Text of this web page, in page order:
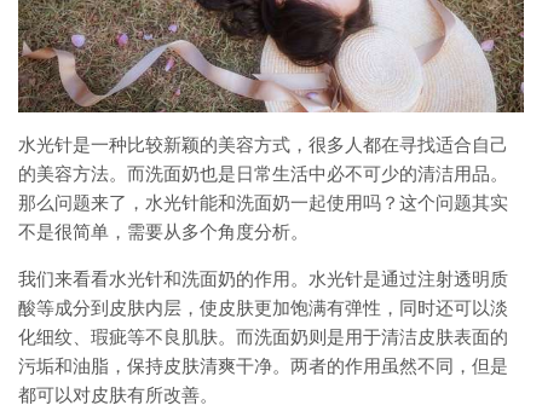
水光针是一种比较新颖的美容方式，很多人都在寻找适合自己
的美容方法。而洗面奶也是日常生活中必不可少的清洁用品。
那么问题来了，水光针能和洗面奶一起使用吗？这个问题其实
不是很简单，需要从多个角度分析。
我们来看看水光针和洗面奶的作用。水光针是通过注射透明质
酸等成分到皮肤内层，使皮肤更加饱满有弹性，同时还可以淡
化细纹、瑕疵等不良肌肤。而洗面奶则是用于清洁皮肤表面的
污垢和油脂，保持皮肤清爽干净。两者的作用虽然不同，但是
都可以对皮肤有所改善。